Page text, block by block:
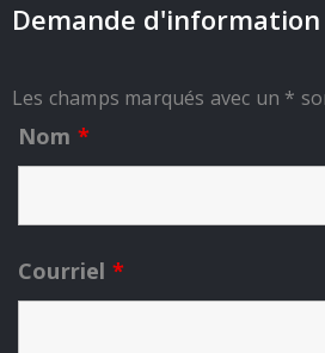
Demande d'information
Les champs marqués avec un *
Nom *
Courriel *